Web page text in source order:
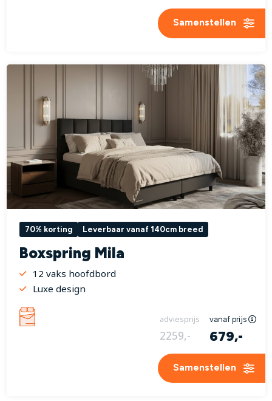
Samenstellen
70% korting Leverbaar vanaf 140cm breed
Boxspring Mila
12 vaks hoofdbord
Luxe design
adviesprijs vanaf prijs
2259,- 679,-
Samenstellen